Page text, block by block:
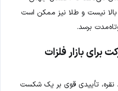
بالا نیست و طلا نیز ممکن است
برسد.
بازار فلزات
تأییدی قوی بر یک شکست